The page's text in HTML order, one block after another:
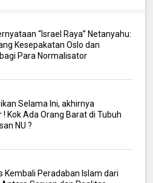
“Israel Raya” Netanyahu:
Kesepakatan Oslo dan
Para Normalisator
Selama Ini, akhirnya
! Kok Ada Orang Barat di Tubuh
NU ?
Kembali Peradaban Islam dari